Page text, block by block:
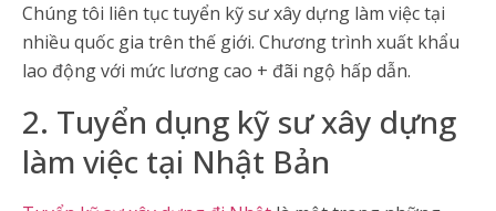
Chúng tôi liên tục tuyển kỹ sư xây dựng làm việc tại
nhiều quốc gia trên thế giới. Chương trình xuất khẩu
lao động với mức lương cao + đãi ngộ hấp dẫn.
2. Tuyển dụng kỹ sư xây dựng
làm việc tại Nhật Bản